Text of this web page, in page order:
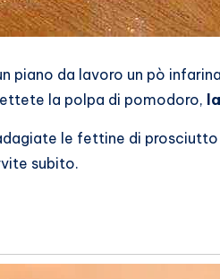
piano da lavoro un pò
la polpa di pomodoro,
le fettine di
subito.